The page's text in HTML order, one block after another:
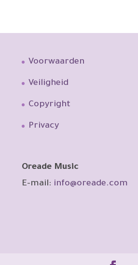
Voorwaarden
Veiligheid
Copyright
Privacy
Oreade Music
E-mail: info@oreade.com